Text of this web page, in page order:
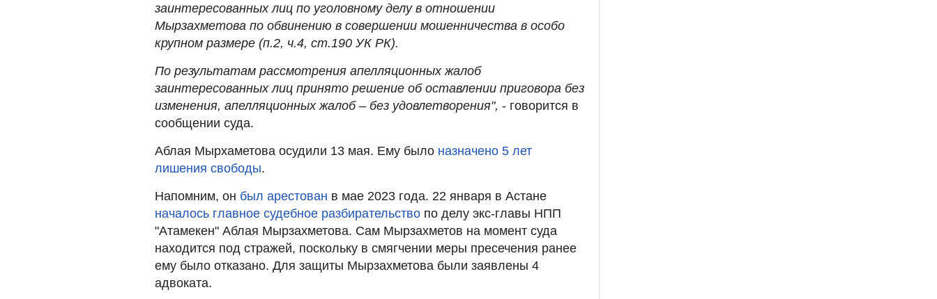
заинтересованных лиц по уголовному делу в отношении
Мырзахметова по обвинению в совершении мошенничества в особо
крупном размере (п.2, ч.4, ст.190 УК РК).
По результатам рассмотрения апелляционных жалоб
заинтересованных лиц принято решение об оставлении приговора без
изменения, апелляционных жалоб – без удовлетворения", - говорится в
сообщении суда.
Аблая Мырхаметова осудили 13 мая. Ему было назначено 5 лет
лишения свободы.
Напомним, он был арестован в мае 2023 года. 22 января в Астане
началось главное судебное разбирательство по делу экс-главы НПП
"Атамекен" Аблая Мырзахметова. Сам Мырзахметов на момент суда
находится под стражей, поскольку в смягчении меры пресечения ранее
ему было отказано. Для защиты Мырзахметова были заявлены 4
адвоката.